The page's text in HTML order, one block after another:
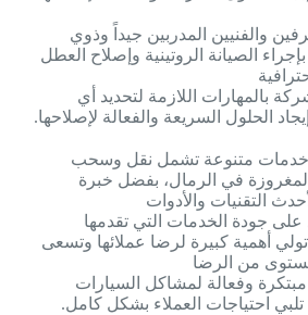
والفنيين المدربين جيداً وذوي
الصيانة الروتينية وإصلاح العطل
بالمهارات اللازمة لتحديد أي
الحلول السريعة والفعالة لإصلاحها.
تقدم شركة ونش777 خدمات متنوعة تشمل نقل وسحب
في الرمال، بفضل خبرة
التقنيات والأدوات
على جودة الخدمات التي تقدمها
تولي أهمية كبيرة لرضا عملائها وتسعى
من الرضا
وفعالة لمشاكل السيارات
احتياجات العملاء بشكل كامل.